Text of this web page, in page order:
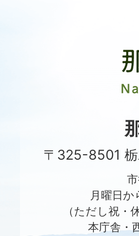
原
市
〒325-8501
月曜日
（ただし祝・
本庁舎・